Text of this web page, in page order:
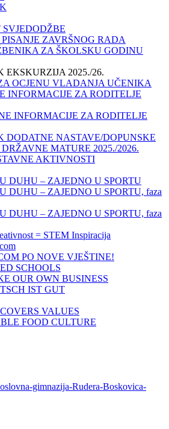
ZAVRŠNOG RADA
ZA ŠKOLSKU GODINU
EKSKURZIJA 2025./26.
OCJENU VLADANJA UČENIKA
INFORMACIJE ZA RODITELJE
INFORMACIJE ZA RODITELJE
DODATNE NASTAVE/DOPUNSKE
MATURE 2025./2026.
AKTIVNOSTI
DUHU – ZAJEDNO U SPORTU
DUHU – ZAJEDNO U SPORTU, faza
DUHU – ZAJEDNO U SPORTU, faza
= STEM Inspiracija
PO NOVE VJEŠTINE!
SCHOOLS
OUR OWN BUSINESS
IST GUT
VALUES
FOOD CULTURE